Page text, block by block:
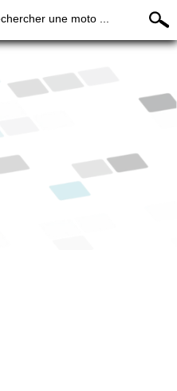
une moto ...